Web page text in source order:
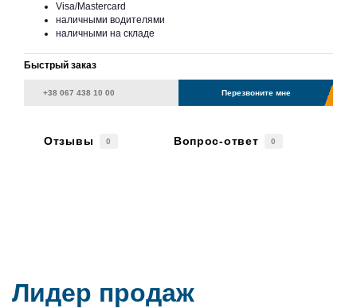
Visa/Mastercard
наличными водителями
наличными на складе
Быстрый заказ
Перезвоните мне
Отзывы 0 Вопрос-ответ 0
Лидер продаж